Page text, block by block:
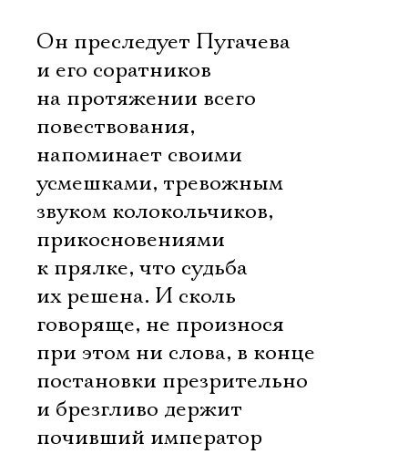
Он преследует Пугачева
и его соратников
на протяжении всего
повествования,
напоминает своими
усмешками, тревожным
звуком колокольчиков,
прикосновениями
к прялке, что судьба
их решена. И сколь
говоряще, не произнося
при этом ни слова, в конце
постановки презрительно
и брезгливо держит
почивший император